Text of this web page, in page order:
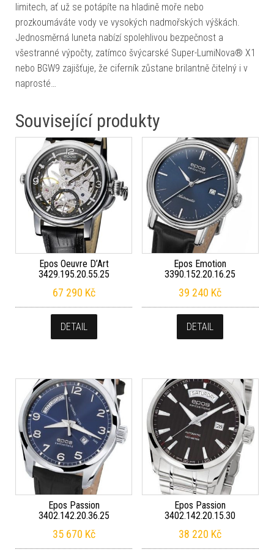
limitech, ať už se potápíte na hladině moře nebo
prozkoumáváte vody ve vysokých nadmořských výškách.
Jednosměrná luneta nabízí spolehlivou bezpečnost a
všestranné výpočty, zatímco švýcarské Super-LumiNova® X1
nebo BGW9 zajišťuje, že ciferník zůstane brilantně čitelný i v
naprosté…
Související produkty
Epos Oeuvre D’Art
3429.195.20.55.25
67 290 Kč
DETAIL
Epos Emotion
3390.152.20.16.25
39 240 Kč
DETAIL
Epos Passion
3402.142.20.36.25
35 670 Kč
Epos Passion
3402.142.20.15.30
38 220 Kč